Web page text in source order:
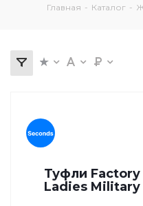
Главная - Каталог -
Туфли Factory
Ladies Military